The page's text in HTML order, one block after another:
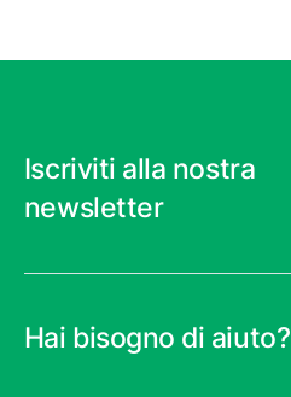
Iscriviti alla nostra
newsletter
Hai bisogno di aiuto?